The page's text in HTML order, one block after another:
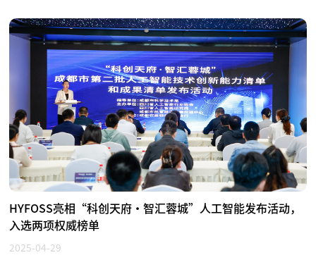
HYFOSS亮相“科创天府·智汇蓉城”人工智能发布活动，
入选两项权威榜单
2025-04-29